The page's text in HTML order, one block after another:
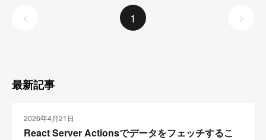
< 1 >
最新記事
2026年4月21日
React Server Actionsでデータをフェッチするこ